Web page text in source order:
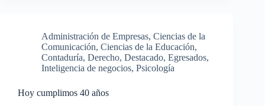
Administración de Empresas, Ciencias de la
Comunicación, Ciencias de la Educación,
Contaduría, Derecho, Destacado, Egresados,
Inteligencia de negocios, Psicología
Hoy cumplimos 40 años